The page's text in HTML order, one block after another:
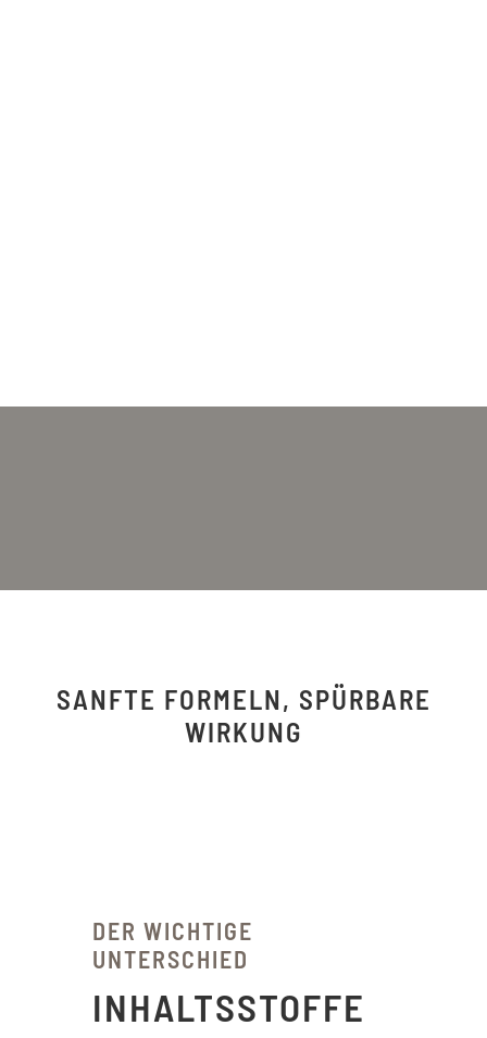
SANFTE FORMELN, SPÜRBARE
WIRKUNG
DER WICHTIGE
UNTERSCHIED
INHALTSSTOFFE